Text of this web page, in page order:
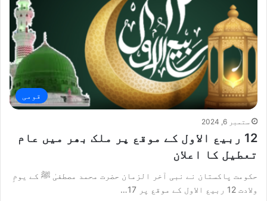
قومی
ستمبر 6, 2024
12 ربیع الاول کے موقع پر ملک بھر میں عام
تعطیل کا اعلان
حکومت پاکستان نے نبی آخر الزمان حضرت محمد مصطفیٰ ﷺ کے یومِ
ولادت 12 ربیع الاول کے موقع پر 17…